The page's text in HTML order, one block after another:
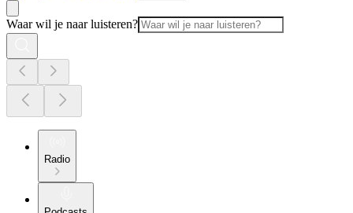
Waar wil je naar luisteren?
Radio